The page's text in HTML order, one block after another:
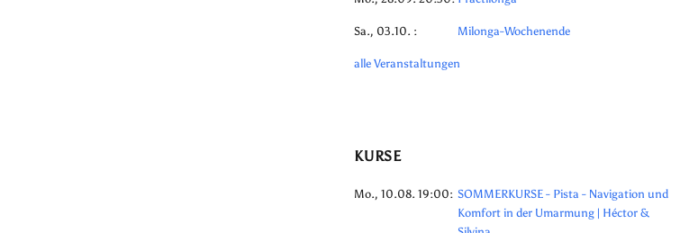
Sa., 03.10. : Milonga-Wochenende
alle Veranstaltungen
KURSE
Mo., 10.08. 19:00: SOMMERKURSE - Pista - Navigation und
Komfort in der Umarmung | Héctor &